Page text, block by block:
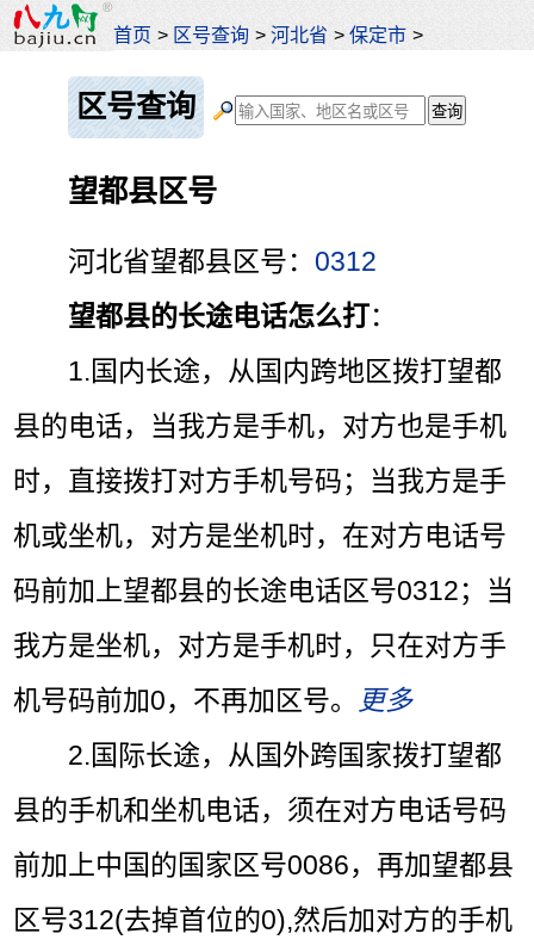
首页 > 区号查询 >河北省 >保定市 >
区号查询
望都县区号
河北省望都县区号： 0312
望都县的长途电话怎么打：
1.国内长途，从国内跨地区拨打望都
县的电话，当我方是手机，对方也是手机
时，直接拨打对方手机号码；当我方是手
机或坐机，对方是坐机时，在对方电话号
码前加上望都县的长途电话区号0312；当
我方是坐机，对方是手机时，只在对方手
机号码前加0，不再加区号。
更多
2.国际长途，从国外跨国家拨打望都
县的手机和坐机电话，须在对方电话号码
前加上中国的国家区号0086，再加望都县
区号312(去掉首位的0),然后加对方的手机